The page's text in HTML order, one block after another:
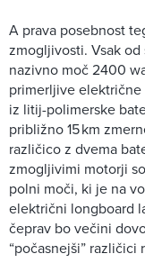
A prava posebnost
zmogljivosti. Vsak
nazivno moč 2400
primerljive
iz litij-polimerske
približno 15 km
različico z dvema
zmogljivimi motorji
polni moči, ki je na
električni longboard
čeprav bo večini
“počasnejši” različici